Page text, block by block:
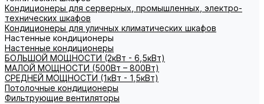
Кондиционеры для серверных, промышленных, электро-
технических шкафов
Кондиционеры для уличных климатических шкафов
Настенные кондиционеры
Настенные кондиционеры
БОЛЬШОЙ МОЩНОСТИ (2кВт - 6,5кВт)
МАЛОЙ МОЩНОСТИ (500Вт – 800Вт)
СРЕДНЕЙ МОЩНОСТИ (1кВт - 1,5кВт)
Потолочные кондиционеры
Фильтрующие вентиляторы